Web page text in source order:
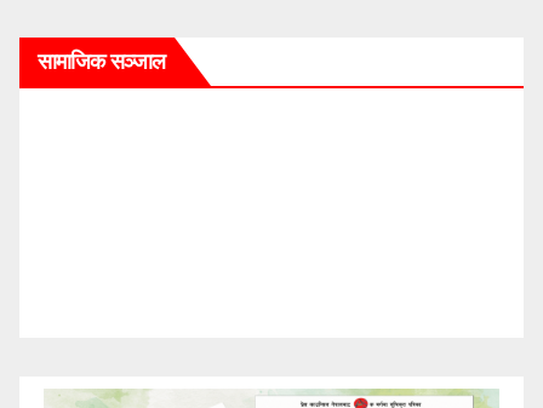
सामाजिक सञ्जाल